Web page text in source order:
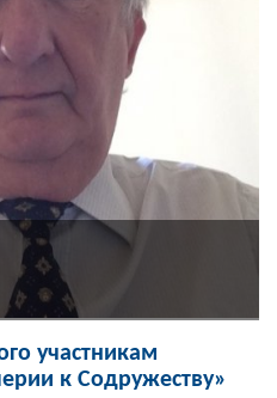
участникам
к Содружеству»